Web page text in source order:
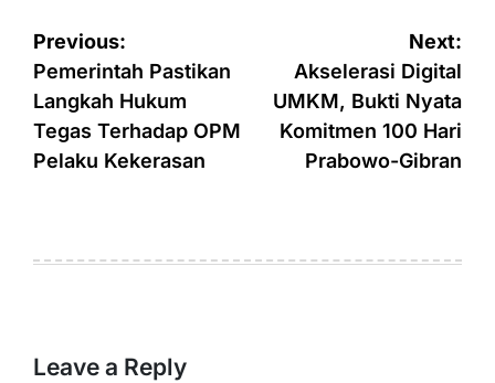
Post
navigation
Previous:
Pemerintah Pastikan
Langkah Hukum
Tegas Terhadap OPM
Pelaku Kekerasan
Next:
Akselerasi Digital
UMKM, Bukti Nyata
Komitmen 100 Hari
Prabowo-Gibran
Leave a Reply